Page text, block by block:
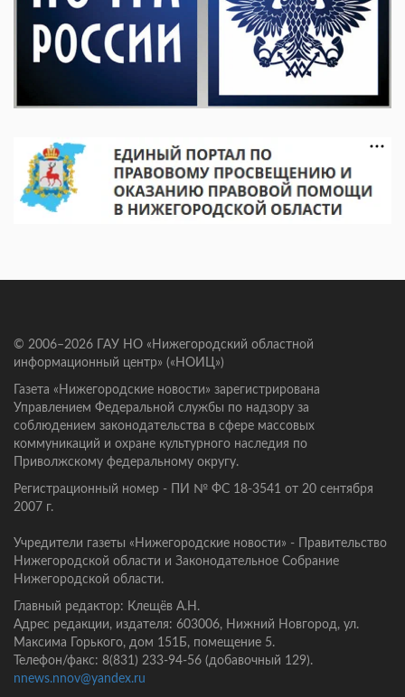
© 2006–2026 ГАУ НО «Нижегородский областной
информационный центр» («НОИЦ»)
Газета «Нижегородские новости» зарегистрирована
Управлением Федеральной службы по надзору за
соблюдением законодательства в сфере массовых
коммуникаций и охране культурного наследия по
Приволжскому федеральному округу.
Регистрационный номер - ПИ № ФС 18-3541 от 20 сентября
2007 г.
Учредители газеты «Нижегородские новости» - Правительство
Нижегородской области и Законодательное Собрание
Нижегородской области.
Главный редактор: Клещёв А.Н.
Адрес редакции, издателя: 603006, Нижний Новгород, ул.
Максима Горького, дом 151Б, помещение 5.
Телефон/факс: 8(831) 233-94-56 (добавочный 129).
nnews.nnov@yandex.ru